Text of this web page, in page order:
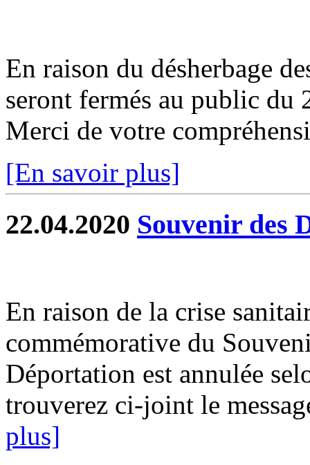
En raison du désherbage
seront fermés au public
Merci de votre
[En savoir plus]
22.04.2020 Souvenir des
En raison de la crise
commémorative du
Déportation est annulée
trouverez ci-joint le
plus]